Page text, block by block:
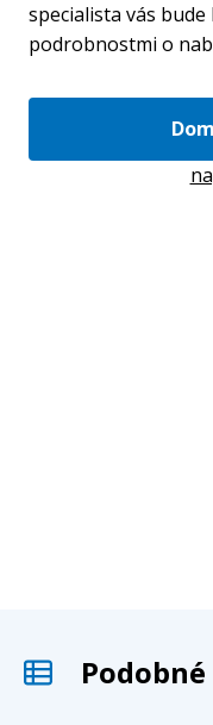
specialista vás
podrobnostmi o